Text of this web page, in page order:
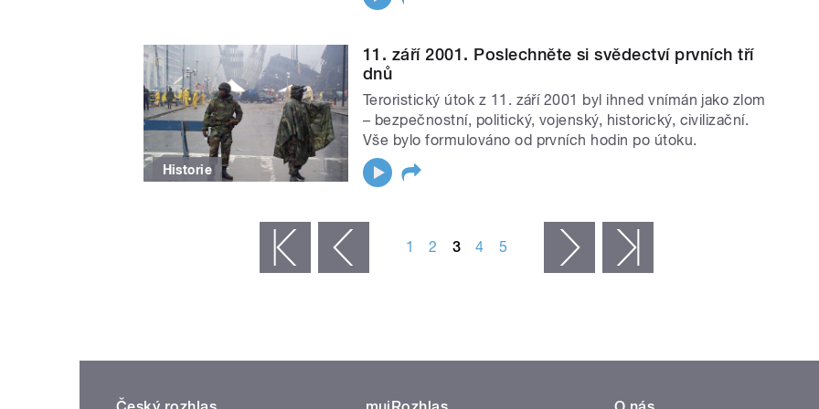
Historie
11. září 2001. Poslechněte si svědectví prvních tří
dnů
Teroristický útok z 11. září 2001 byl ihned vnímán jako zlom
– bezpečnostní, politický, vojenský, historický, civilizační.
Vše bylo formulováno od prvních hodin po útoku.
‹ předchozí 1 2 3 4 5 následující ›